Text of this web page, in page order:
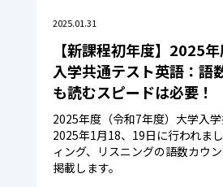
2025.01.31
【新課程初年度】2025
入学共通テスト英語：語
も読むスピードは必要！
2025年度（令和7年度）大学入学
2025年1月18、19日に行われま
ィング、リスニングの語数カウ
掲載します。